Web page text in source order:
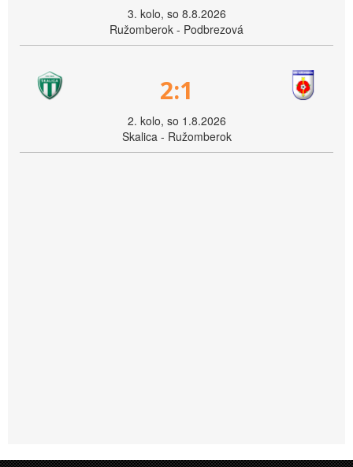
3. kolo, so 8.8.2026
Ružomberok - Podbrezová
2:1
2. kolo, so 1.8.2026
Skalica - Ružomberok